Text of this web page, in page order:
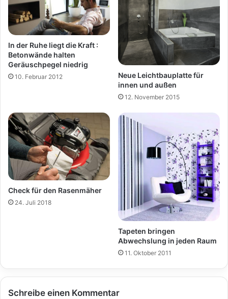
In der Ruhe liegt die Kraft :
Betonwände halten
Geräuschpegel niedrig
10. Februar 2012
Neue Leichtbauplatte für
innen und außen
12. November 2015
Check für den Rasenmäher
24. Juli 2018
Tapeten bringen
Abwechslung in jeden Raum
11. Oktober 2011
Schreibe einen Kommentar